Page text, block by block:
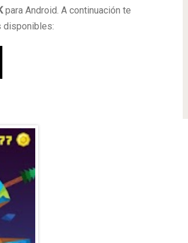
para Android. A continuación te
disponibles: